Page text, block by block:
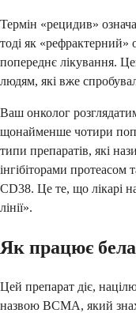
Термін «рецидив»
тоді як «рефрактерний»
попереднє лікування.
людям, які вже
Ваш онколог
щонайменше чотири
типи препаратів, які
інгібіторами
CD38. Це те, що лікарі
лінії».
Як працює
Цей препарат діє,
назвою BCMA, який